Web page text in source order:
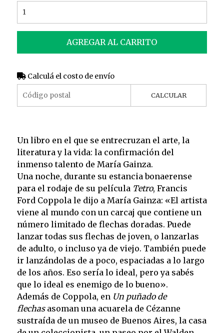
AGREGAR AL CARRITO
Calculá el costo de envío
CALCULAR
Un libro en el que se entrecruzan el arte, la
literatura y la vida: la confirmación del
inmenso talento de María Gainza.
Una noche, durante su estancia bonaerense
para el rodaje de su película Tetro, Francis
Ford Coppola le dijo a María Gainza: «El artista
viene al mundo con un carcaj que contiene un
número limitado de flechas doradas. Puede
lanzar todas sus flechas de joven, o lanzarlas
de adulto, o incluso ya de viejo. También puede
ir lanzándolas de a poco, espaciadas a lo largo
de los años. Eso sería lo ideal, pero ya sabés
que lo ideal es enemigo de lo bueno».
Además de Coppola, en Un puñado de
flechas asoman una acuarela de Cézanne
sustraída de un museo de Buenos Aires, la casa